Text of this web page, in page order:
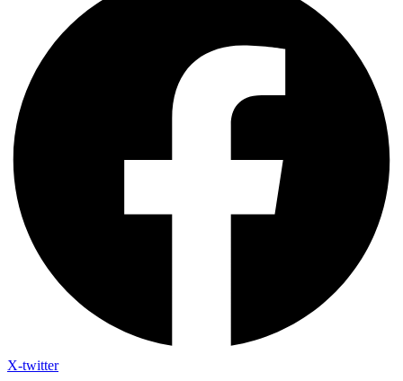
X-twitter